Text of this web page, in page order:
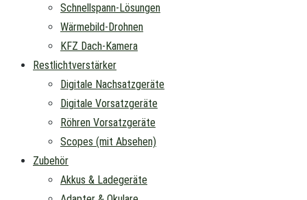
Schnellspann-Lösungen
Wärmebild-Drohnen
KFZ Dach-Kamera
Restlichtverstärker
Digitale Nachsatzgeräte
Digitale Vorsatzgeräte
Röhren Vorsatzgeräte
Scopes (mit Absehen)
Zubehör
Akkus & Ladegeräte